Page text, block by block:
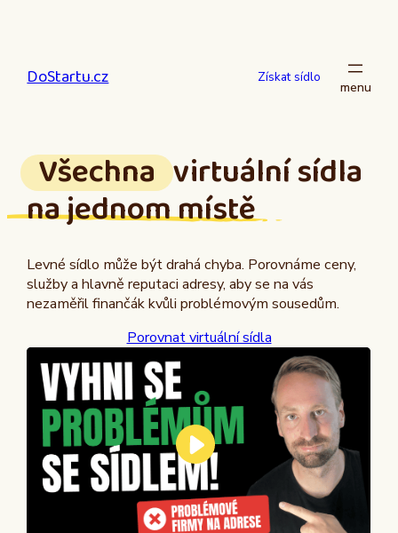
DoStartu.cz Získat sídlo
Všechna virtuální sídla
na jednom místě
Levné sídlo může být drahá chyba. Porovnáme ceny,
služby a hlavně reputaci adresy, aby se na vás
nezaměřil finančák kvůli problémovým sousedům.
Porovnat virtuální sídla